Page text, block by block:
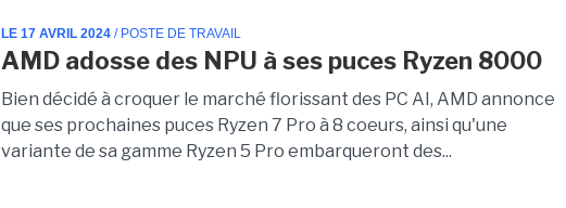
LE 17 AVRIL 2024 / POSTE DE TRAVAIL
AMD adosse des NPU à ses puces Ryzen 8000
Bien décidé à croquer le marché florissant des PC AI, AMD annonce
que ses prochaines puces Ryzen 7 Pro à 8 coeurs, ainsi qu'une
variante de sa gamme Ryzen 5 Pro embarqueront des...